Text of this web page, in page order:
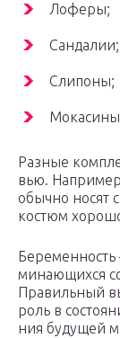
Лофе­ры;
Сан­да­лии;
Сли­по­ны;
Раз­ные
вью.
обыч­но носят
костюм
ми­на­ю­щих­ся
Пра­виль­ный
роль в
ния буду­щей